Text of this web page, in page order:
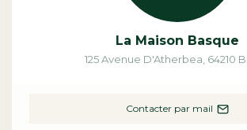
La Maison Basque
125 Avenue D'Atherbea 64210
Contacter par mail